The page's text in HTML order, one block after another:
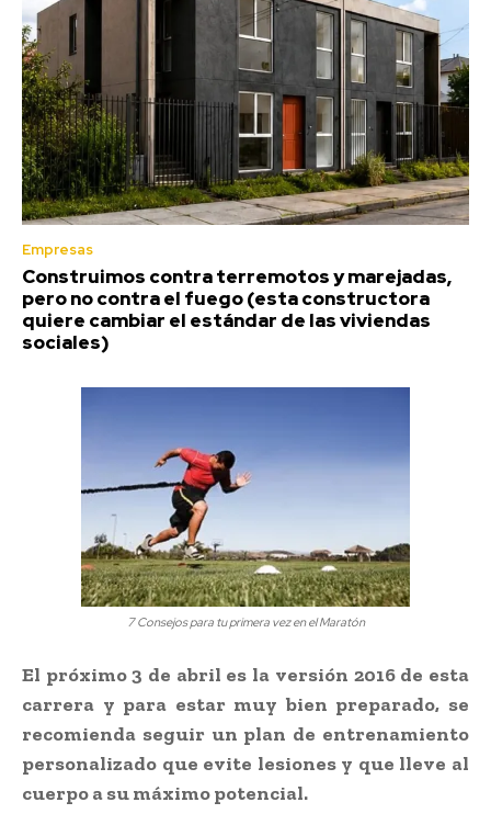
Empresas
Construimos contra terremotos y marejadas,
pero no contra el fuego (esta constructora
quiere cambiar el estándar de las viviendas
sociales)
7 Consejos para tu primera vez en el Maratón
El próximo 3 de abril es la versión 2016 de esta
carrera y para estar muy bien preparado, se
recomienda seguir un plan de entrenamiento
personalizado que evite lesiones y que lleve al
cuerpo a su máximo potencial.